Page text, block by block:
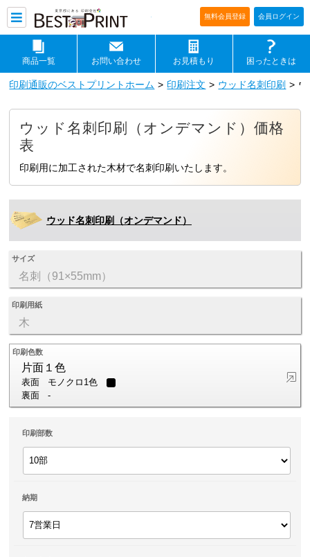
印刷通販ベストプリントベストプリ
無料会員登録 会員ログイン
商品一覧 お問い合わせ お見積もり 困ったときは
印刷通販のベストプリントホーム 印刷注文 ウッド名刺印刷
ウッド名刺印刷（オンデマンド）価格
表
印刷用に加工された木材で名刺印刷いたします。
ウッド名刺印刷（オンデマンド）
サイズ
名刺（91×55mm）
印刷用紙
木
印刷色数
片面１色
表面
モノクロ1色
裏面
-
印刷部数
納期